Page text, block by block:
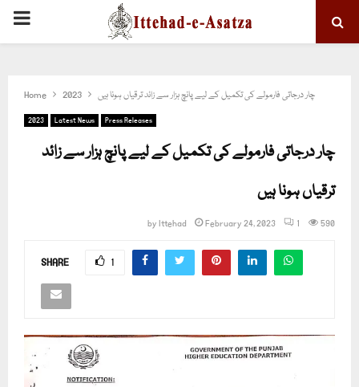
PRIMARY
Home 2023 چار درجاتی فارمولے کی تکمیل کے لیے پانچ ہزار سے زائد ترقیاں ہونا ہیں
2023 Latest News Press Releases
چار درجاتی فارمولے کی تکمیل کے لیے پانچ ہزار سے زائد
ترقیاں ہونا ہیں
byIttehad February 24, 2023 1 590
SHARE 1